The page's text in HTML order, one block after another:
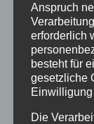
August
Oktober
August
Juli 2018
Juni 2018
Anspruch
erforderlich
besteht für
gesetzliche
Die